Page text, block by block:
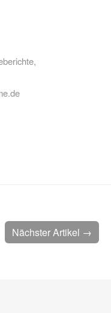
,
Nächster Artikel →